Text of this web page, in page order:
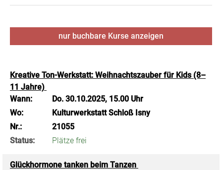
nur buchbare Kurse anzeigen
Kreative Ton-Werkstatt: Weihnachtszauber für Kids (8–
11 Jahre)
Wann:
Do. 30.10.2025, 15.00 Uhr
Wo:
Kulturwerkstatt Schloß Isny
Nr.:
21055
Status:
Plätze frei
Glückhormone tanken beim Tanzen